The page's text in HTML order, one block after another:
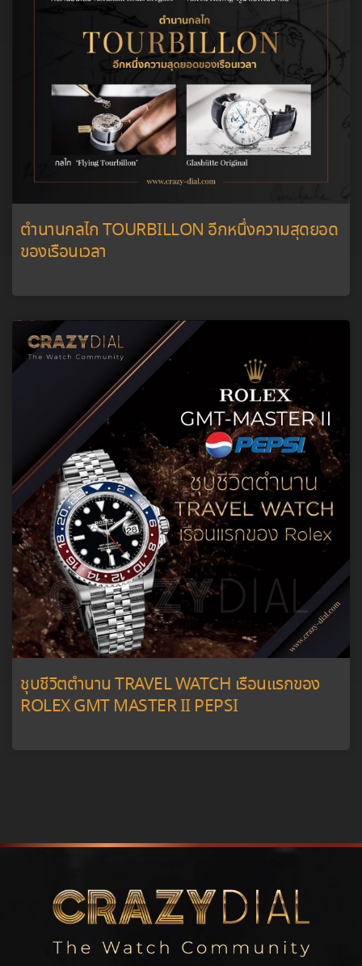
ตำนานกลไก TOURBILLON อีกหนึ่งความสุดยอด
ของเรือนเวลา
ชุบชีวิตตำนาน TRAVEL WATCH เรือนแรกของ
ROLEX GMT MASTER II PEPSI